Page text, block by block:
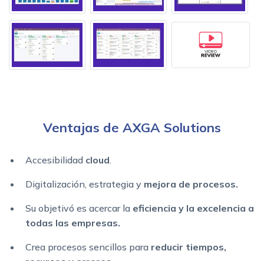
Ventajas de AXGA Solutions
Accesibilidad cloud
Digitalización, estrategia y mejora de procesos.
Su objetivó es acercar la eficiencia y la excelencia a
todas las empresas.
Crea procesos sencillos para reducir tiempos,